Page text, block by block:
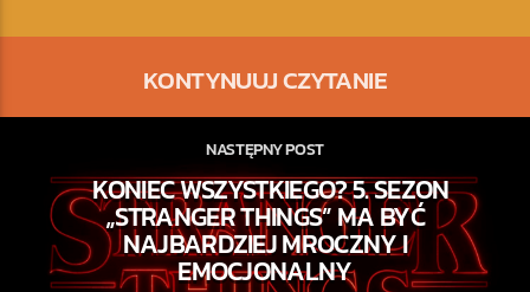
KONTYNUUJ CZYTANIE
NASTĘPNY POST
KONIEC WSZYSTKIEGO? 5. SEZON
„STRANGER THINGS” MA BYĆ
NAJBARDZIEJ MROCZNY I
EMOCJONALNY